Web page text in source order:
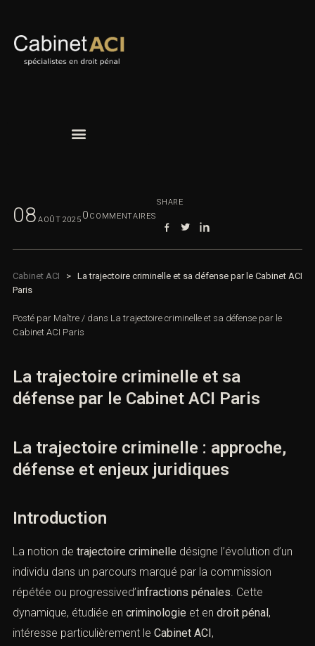
08 AOÛT 2025 0 COMMENTAIRES
SHARE
Cabinet ACI > La trajectoire criminelle et sa défense par le Cabinet ACI
Paris
Posté par Maître / dans La trajectoire criminelle et sa défense par le
Cabinet ACI Paris
La trajectoire criminelle et sa
défense par le Cabinet ACI Paris
La trajectoire criminelle : approche,
défense et enjeux juridiques
Introduction
La notion de trajectoire criminelle désigne l’évolution d’un
individu dans un parcours marqué par la commission
répétée ou progressived’infractions pénales. Cette
dynamique, étudiée en criminologie et en droit pénal,
intéresse particulièrement le Cabinet ACI,